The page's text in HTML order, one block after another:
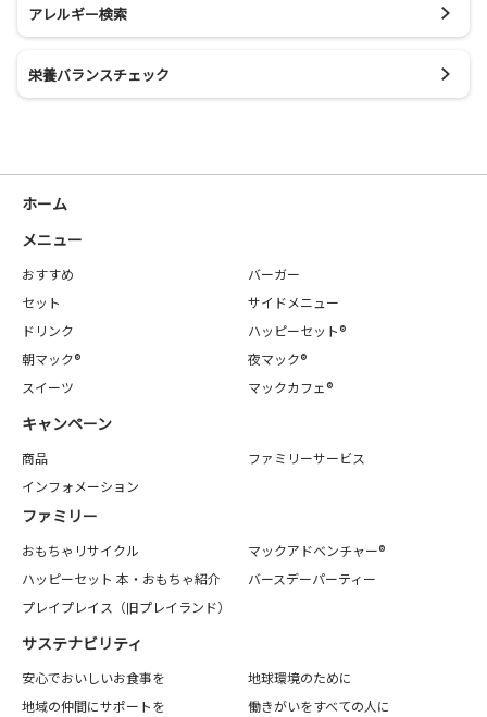
アレルギー検索
栄養バランスチェック
ホーム
メニュー
おすすめ
バーガー
セット
サイドメニュー
ドリンク
ハッピーセット®
朝マック®
夜マック®
スイーツ
マックカフェ®
キャンペーン
商品
ファミリーサービス
インフォメーション
ファミリー
おもちゃリサイクル
マックアドベンチャー®
ハッピーセット 本・おもちゃ紹介
バースデーパーティー
プレイプレイス（旧プレイランド）
サステナビリティ
安心でおいしいお食事を
地球環境のために
地域の仲間にサポートを
働きがいをすべての人に